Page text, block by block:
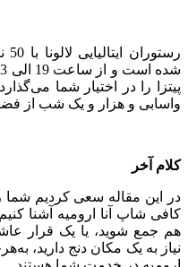
پیتزا را در اختیار شما
واسابی و هزار و یک شب از
کلام آخر
در این مقاله سعی کردیم شما
کافی شاپ آنا ارومیه آشنا
هم جمع شوید، یا یک قرار
نیاز به یک مکان دنج دارید،